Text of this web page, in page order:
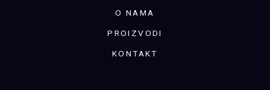
O NAMA
PROIZVODI
KONTAKT